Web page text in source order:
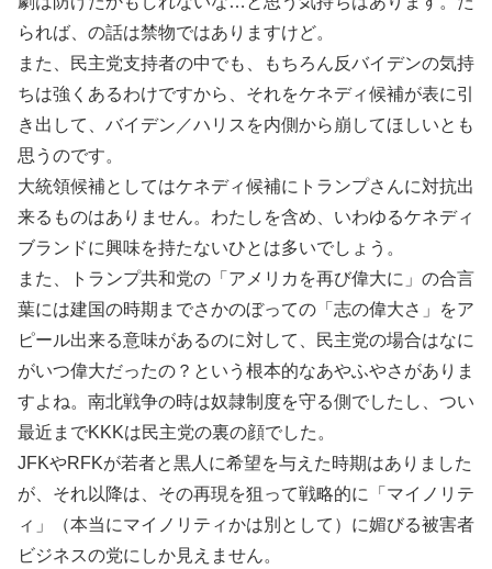
られば、の話は禁物ではありますけど。
また、民主党支持者の中でも、もちろん反バイデンの気持
ちは強くあるわけですから、それをケネディ候補が表に引
き出して、バイデン／ハリスを内側から崩してほしいとも
思うのです。
大統領候補としてはケネディ候補にトランプさんに対抗出
来るものはありません。わたしを含め、いわゆるケネディ
ブランドに興味を持たないひとは多いでしょう。
また、トランプ共和党の「アメリカを再び偉大に」の合言
葉には建国の時期までさかのぼっての「志の偉大さ」をア
ピール出来る意味があるのに対して、民主党の場合はなに
がいつ偉大だったの？という根本的なあやふやさがありま
すよね。南北戦争の時は奴隷制度を守る側でしたし、つい
最近までKKKは民主党の裏の顔でした。
JFKやRFKが若者と黒人に希望を与えた時期はありました
が、それ以降は、その再現を狙って戦略的に「マイノリテ
ィ」（本当にマイノリティかは別として）に媚びる被害者
ビジネスの党にしか見えません。